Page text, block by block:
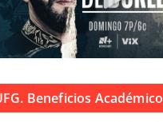
Beneficios